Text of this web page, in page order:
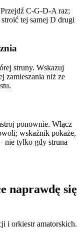
C-G-D-A raz;
tej samej D drugi
struny. Wskazuj
zamieszania niż ze
ponownie. Włącz
wskaźnik pokaże,
nie tylko gdy struna
naprawdę się
i orkiestr amatorskich.